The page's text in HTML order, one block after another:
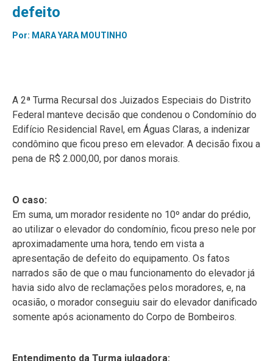
defeito
Por: MARA YARA MOUTINHO
A 2ª Turma Recursal dos Juizados Especiais do Distrito
Federal manteve decisão que condenou o Condomínio do
Edifício Residencial Ravel, em Águas Claras, a indenizar
condômino que ficou preso em elevador. A decisão fixou a
pena de R$ 2.000,00, por danos morais.
O caso:
Em suma, um morador residente no 10º andar do prédio,
ao utilizar o elevador do condomínio, ficou preso nele por
aproximadamente uma hora, tendo em vista a
apresentação de defeito do equipamento. Os fatos
narrados são de que o mau funcionamento do elevador já
havia sido alvo de reclamações pelos moradores, e, na
ocasião, o morador conseguiu sair do elevador danificado
somente após acionamento do Corpo de Bombeiros.
Entendimento da Turma julgadora: